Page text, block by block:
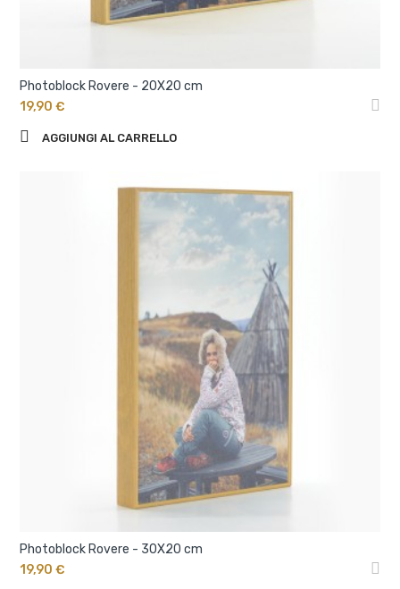
Photoblock Rovere - 20X20 cm
19,90 €
AGGIUNGI AL CARRELLO
Photoblock Rovere - 30X20 cm
19,90 €